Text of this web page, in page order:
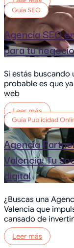
Guía SEO
Agencia SEO
para tu negocio
Si estás buscando
probable es que
web
Leer más
Guía Publicidad
Agencia
Valencia: Tu
digital
¿Buscas una
Valencia que
cansado de invertir
Leer más